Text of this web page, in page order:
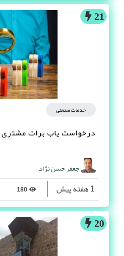
21
خدمات صنعتی
درخواست یاب برات مشتری
جعفر حسن نژاد
1 هفته پیش
20